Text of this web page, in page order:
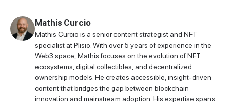
Mathis Curcio
Mathis Curcio is a senior content strategist and NFT
specialist at Plisio. With over 5 years of experience in the
Web3 space, Mathis focuses on the evolution of NFT
ecosystems, digital collectibles, and decentralized
ownership models. He creates accessible, insight-driven
content that bridges the gap between blockchain
innovation and mainstream adoption. His expertise spans